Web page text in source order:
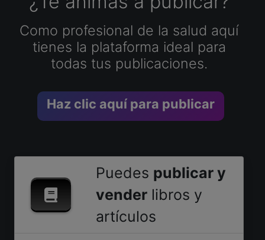
Como profesional de la salud aquí
tienes la plataforma ideal para
todas tus publicaciones.
Haz clic aquí para publicar
Puedes publicar y
vender libros y
artículos